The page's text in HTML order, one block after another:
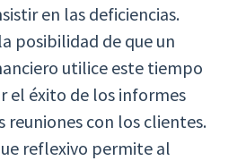
en las deficiencias.
posibilidad de que un
utilice este tiempo
el éxito de los informes
reuniones con los clientes.
reflexivo permite al